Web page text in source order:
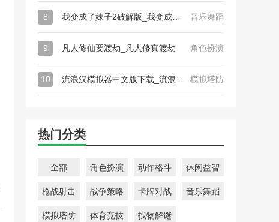
8 音乐舞蹈
9 凡人修仙要渡劫_凡人修真渡劫 角色扮演
10 模拟塔防
热门分类
全部 角色扮演 动作格斗 休闲益智
枪战射击 战争策略 卡牌对战 音乐舞蹈
模拟塔防 体育竞技 找物解谜